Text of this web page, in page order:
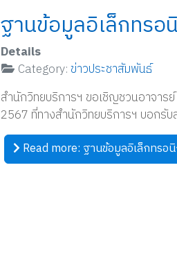
ฐานข้อมูลอิเล็กทรอ
Details
Category:ข่าวประชาสัมพันธ์
สำนักวิทยบริการฯ ขอเชิญชวนอาจาร
2567 ที่ทางสำนักวิทยบริการฯ บอกรั
Read more: ฐานข้อมูลอิเล็กทรอ